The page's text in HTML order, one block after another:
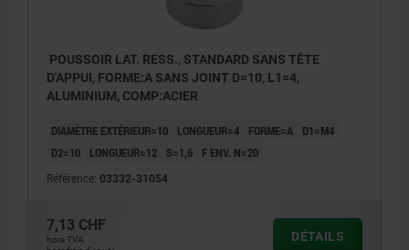
POUSSOIR LAT. RESS., STANDARD SANS TÊTE
D'APPUI, FORME:A SANS JOINT D=10, L1=4,
ALUMINIUM, COMP:ACIER
DIAMÈTRE EXTÉRIEUR=10 LONGUEUR=4 FORME=A
D1=M4
D2=10
LONGUEUR=12 S=1,6 F ENV. N=20
Référence: 03332-31054
7,13 CHF
hors TVA
DÉTAILS